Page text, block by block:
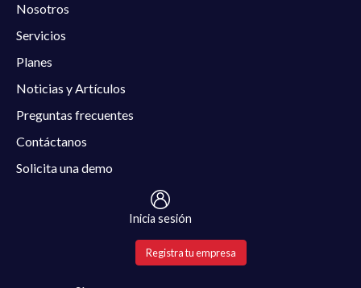
Nosotros
Servicios
Planes
Noticias y Artículos
Preguntas frecuentes
Contáctanos
Solicita una demo
Inicia sesión
Registra tu empresa